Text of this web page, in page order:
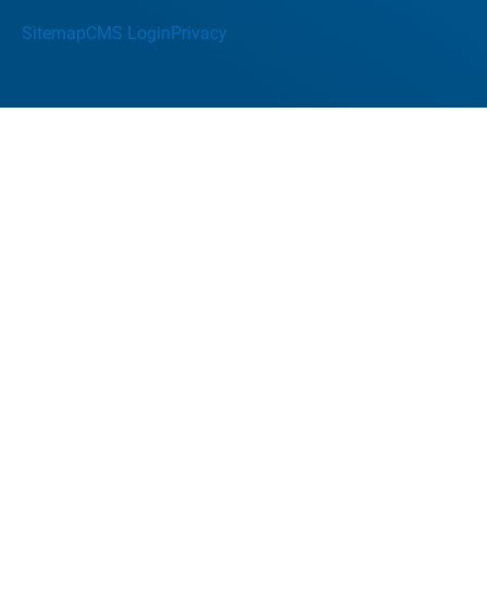
SitemapCMS Login Privacy